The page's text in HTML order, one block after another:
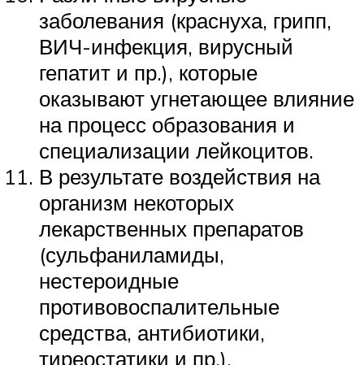
заболевания (краснуха, грипп,
ВИЧ-инфекция, вирусный
гепатит и пр.), которые
оказывают угнетающее влияние
на процесс образования и
специализации лейкоцитов.
В результате воздействия на
организм некоторых
лекарственных препаратов
(сульфаниламиды,
нестероидные
противовоспалительные
средства, антибиотики,
тиреостатики и пр.).